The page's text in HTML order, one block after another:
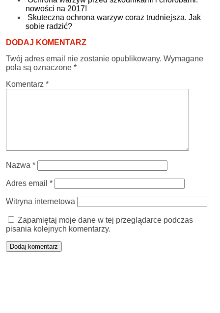
nowości na 2017!
Skuteczna ochrona warzyw coraz trudniejsza. Jak
sobie radzić?
DODAJ KOMENTARZ
Twój adres email nie zostanie opublikowany. Wymagane
pola są oznaczone *
Komentarz *
Nazwa *
Adres email *
Witryna internetowa
Zapamiętaj moje dane w tej przeglądarce podczas
pisania kolejnych komentarzy.